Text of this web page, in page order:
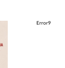
Error9